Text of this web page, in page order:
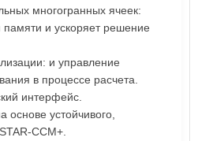
многогранных ячеек:
и ускоряет решение
и управление
в процессе расчета.
интерфейс.
основе устойчивого,
CCM+.